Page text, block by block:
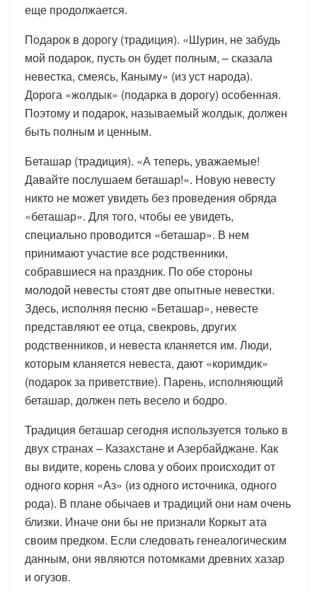
еще продолжается.
Подарок в дорогу (традиция). «Шурин, не забудь
мой подарок, пусть он будет полным, – сказала
невестка, смеясь, Каныму» (из уст народа).
Дорога «жолдык» (подарка в дорогу) особенная.
Поэтому и подарок, называемый жолдык, должен
быть полным и ценным.
Беташар (традиция). «А теперь, уважаемые!
Давайте послушаем беташар!». Новую невесту
никто не может увидеть без проведения обряда
«беташар». Для того, чтобы ее увидеть,
специально проводится «беташар». В нем
принимают участие все родственники,
собравшиеся на праздник. По обе стороны
молодой невесты стоят две опытные невестки.
Здесь, исполняя песню «Беташар», невесте
представляют ее отца, свекровь, других
родственников, и невеста кланяется им. Люди,
которым кланяется невеста, дают «коримдик»
(подарок за приветствие). Парень, исполняющий
беташар, должен петь весело и бодро.
Традиция беташар сегодня используется только в
двух странах – Казахстане и Азербайджане. Как
вы видите, корень слова у обоих происходит от
одного корня «Аз» (из одного источника, одного
рода). В плане обычаев и традиций они нам очень
близки. Иначе они бы не признали Коркыт ата
своим предком. Если следовать генеалогическим
данным, они являются потомками древних хазар
и огузов.